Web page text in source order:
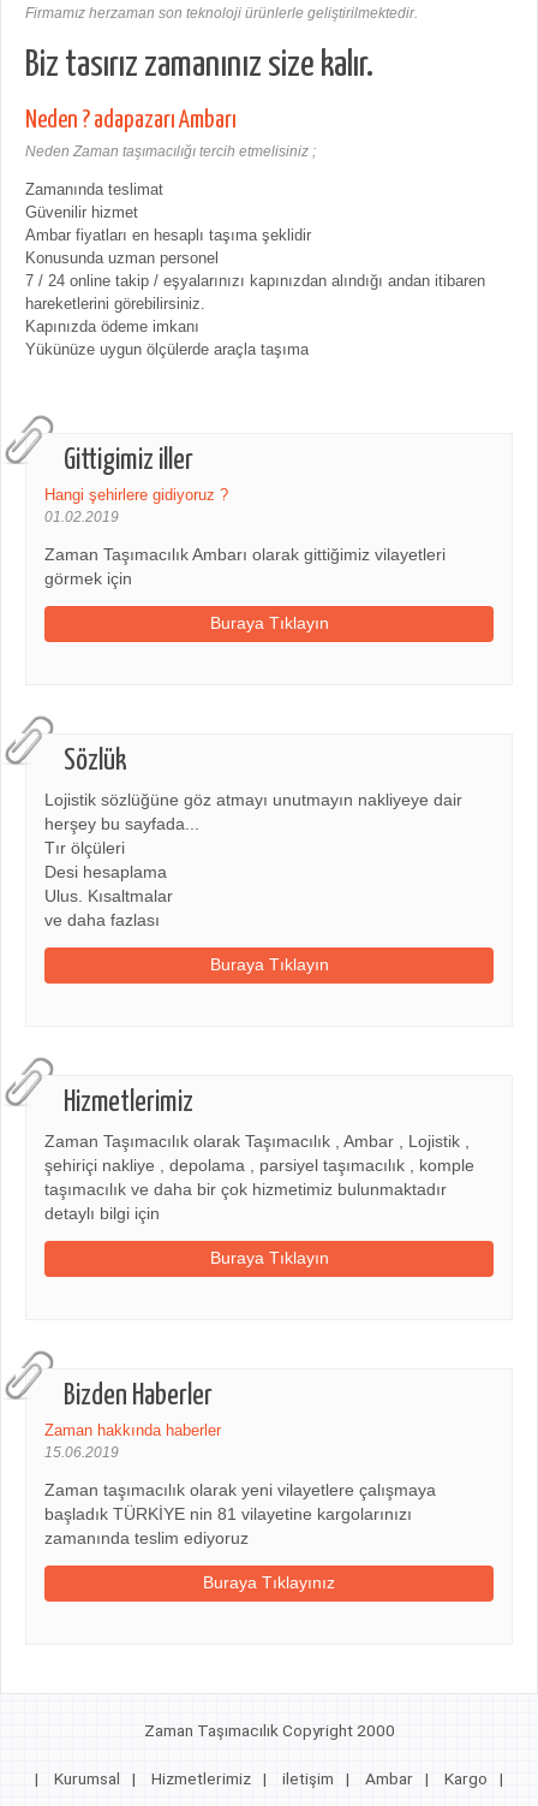
Gittigimiz iller
Hangi şehirlere gidiyoruz ?
01.02.2019
Zaman Taşımacılık Ambarı olarak gittiğimiz vilayetleri
görmek için
Buraya Tıklayın
Sözlük
Lojistik sözlüğüne göz atmayı unutmayın nakliyeye dair
herşey bu sayfada...
Tır ölçüleri
Desi hesaplama
Ulus. Kısaltmalar
ve daha fazlası
Buraya Tıklayın
Hizmetlerimiz
Zaman Taşımacılık olarak Taşımacılık , Ambar , Lojistik ,
şehiriçi nakliye , depolama , parsiyel taşımacılık , komple
taşımacılık ve daha bir çok hizmetimiz bulunmaktadır
detaylı bilgi için
Buraya Tıklayın
Bizden Haberler
Zaman hakkında haberler
15.06.2019
Zaman taşımacılık olarak yeni vilayetlere çalışmaya
başladık TÜRKİYE nin 81 vilayetine kargolarınızı
zamanında teslim ediyoruz
Buraya Tıklayınız
Firmamız herzaman son teknoloji ürünlerle geliştirilmektedir.
Biz tasırız zamanınız size kalır.
Neden ? adapazarı Ambarı
Neden Zaman taşımacılığı tercih etmelisiniz ;
Zamanında teslimat
Güvenilir hizmet
Ambar fiyatları en hesaplı taşıma şeklidir
Konusunda uzman personel
7 / 24 online takip / eşyalarınızı kapınızdan alındığı andan itibaren
hareketlerini görebilirsiniz.
Kapınızda ödeme imkanı
Yükünüze uygun ölçülerde araçla taşıma
Zaman Taşımacılık Copyright 2000
| Kurumsal | Hizmetlerimiz | iletişim | Ambar | Kargo |